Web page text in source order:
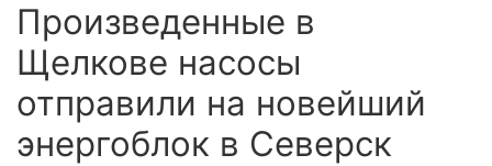
Произведенные в
Щелкове насосы
отправили на новейший
энергоблок в Северск